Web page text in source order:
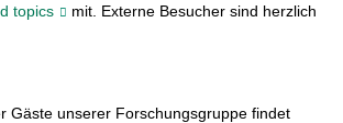
topics
mit. Externe Besucher sind herzlich
Gäste unserer Forschungsgruppe findet